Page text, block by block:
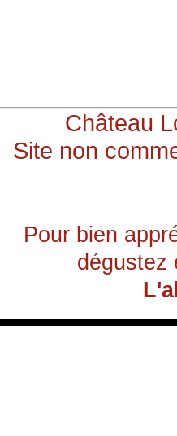
Château
Site non
Pour bien
dégustez